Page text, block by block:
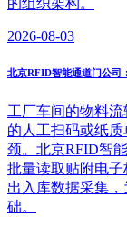
的组织架构。
2026-08-03
北京RFID智能通道门公司
工厂车间的物料
的人工扫码或纸
颈。北京RFID智
批量读取贴附电
出入库数据采集
础。